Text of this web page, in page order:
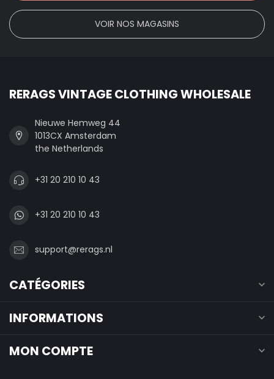
VOIR NOS MAGASINS
RERAGS VINTAGE CLOTHING WHOLESALE
Nieuwe Hemweg 44
1013CX Amsterdam
the Netherlands
+31 20 210 10 43
+31 20 210 10 43
support@rerags.nl
CATÉGORIES
INFORMATIONS
MON COMPTE